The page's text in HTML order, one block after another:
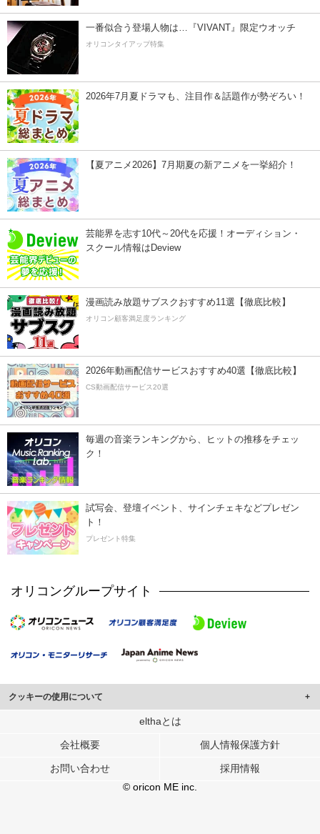
一番似合う登場人物は…『VIVANT』限定ウオッチ
オリコンタイアップ特集
2026年7月夏ドラマも、注目作＆話題作が勢ぞろい！
【夏アニメ2026】7月期夏の新アニメを一挙紹介！
芸能界を志す10代～20代を応援！オーディション・
スクール情報はDeview
漫画読み放題サブスクおすすめ11選【徹底比較】
オリコン顧客満足度ランキング
2026年動画配信サービスおすすめ40選【徹底比較】
CS動画配信サービス20選
毎週の音楽ランキングから、ヒットの推移をチェッ
ク！
試写会、登壇イベント、サインチェキなどプレゼン
ト！
プレゼント特集
オリコングループサイト
クッキーの使用について
このサイトでは Cookie を使用して、ユーザーに合わせたコンテンツや広告の
行っています。
メディアや広告配信、データ解析の各パートナーに提供しています。
各パートナーは、この情報とユーザーが各パートナーに提供した他の情報や、
ユーザーが各パートナーのサービスを使用したときに収集した他の情報を組み
elthaとは
会社概要 個人情報保護方針
お問い合わせ
採用情報
© oricon ME inc.